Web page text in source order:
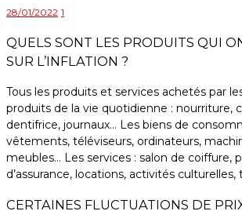
28/01/2022 1
QUELS SONT LES PRODUITS QUI
SUR L’INFLATION ?
Tous les produits et services achetés par
produits de la vie quotidienne : nourriture,
dentifrice, journaux… Les biens de
vêtements, téléviseurs, ordinateurs,
meubles… Les services : salon de coiffure,
d’assurance, locations, activités
CERTAINES FLUCTUATIONS DE